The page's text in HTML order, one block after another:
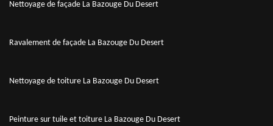
Nettoyage de façade La Bazouge Du Desert
Ravalement de façade La Bazouge Du Desert
Nettoyage de toiture La Bazouge Du Desert
Peinture sur tuile et toiture La Bazouge Du Desert